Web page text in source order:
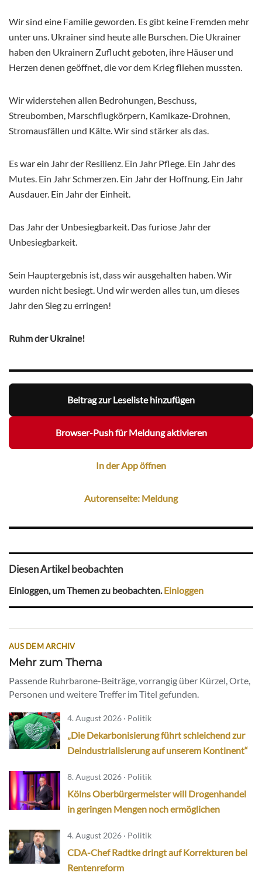
Wir sind eine Familie geworden. Es gibt keine Fremden mehr
unter uns. Ukrainer sind heute alle Burschen. Die Ukrainer
haben den Ukrainern Zuflucht geboten, ihre Häuser und
Herzen denen geöffnet, die vor dem Krieg fliehen mussten.
Wir widerstehen allen Bedrohungen, Beschuss,
Streubomben, Marschflugkörpern, Kamikaze-Drohnen,
Stromausfällen und Kälte. Wir sind stärker als das.
Es war ein Jahr der Resilienz. Ein Jahr Pflege. Ein Jahr des
Mutes. Ein Jahr Schmerzen. Ein Jahr der Hoffnung. Ein Jahr
Ausdauer. Ein Jahr der Einheit.
Das Jahr der Unbesiegbarkeit. Das furiose Jahr der
Unbesiegbarkeit.
Sein Hauptergebnis ist, dass wir ausgehalten haben. Wir
wurden nicht besiegt. Und wir werden alles tun, um dieses
Jahr den Sieg zu erringen!
Ruhm der Ukraine!
Beitrag zur Leseliste hinzufügen
Browser-Push für Meldung aktivieren
In der App öffnen
Autorenseite: Meldung
Diesen Artikel beobachten
Einloggen, um Themen zu beobachten.Einloggen
AUS DEM ARCHIV
Mehr zum Thema
Passende Ruhrbarone-Beiträge, vorrangig über Kürzel, Orte,
Personen und weitere Treffer im Titel gefunden.
4. August 2026 · Politik
„Die Dekarbonisierung führt schleichend zur
Deindustrialisierung auf unserem Kontinent“
8. August 2026 · Politik
Kölns Oberbürgermeister will Drogenhandel
in geringen Mengen noch ermöglichen
4. August 2026 · Politik
CDA-Chef Radtke dringt auf Korrekturen bei
Rentenreform